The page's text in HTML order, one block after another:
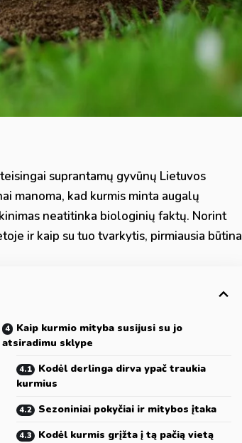
suprantamų gyvūnų Lietuvos
manoma, kad kurmis minta augalų
neatitinka biologinių faktų. Norint
ir kaip su tuo tvarkytis, pirmiausia būtina
Kaip kurmio mityba susijusi su jo
atsiradimu sklype
Kodėl derlinga dirva ypač traukia
kurmius
Sezoniniai pokyčiai ir mitybos įtaka
Kodėl kurmis grįžta į tą pačią vietą